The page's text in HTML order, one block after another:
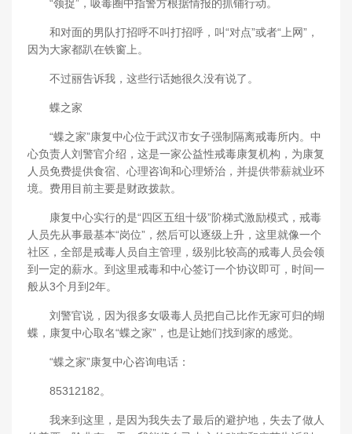
“领捉”，吸毒圈中指警方根据情报的抓铺行动。
和对面的男队打招呼不叫打招呼，叫“对点”或者“上网”，
因为大家都趴在铁窗上。
不过丽告诉我，这些行话她很久没有说了。
蝶之家
“蝶之家”康复中心位于武汉市女子强制隔离戒毒所内。中
心负责人刘警官介绍，这是一家公益性戒毒康复机构，为康复
人员免费提供食宿、心理咨询和心理矫治，并提供带薪就业环
境。费用目前主要是财政拨款。
康复中心实行的是“四区五组十级”阶梯式激励模式，戒毒
人员先从事最基本“岗位”，然后可以逐级上升，这里就像一个
社区，全部是戒毒人员自主管理，级别比较高的戒毒人员会领
到一定的薪水。到这里戒毒和中心签订一个协议即可，时间一
般从3个月到2年。
刘警官说，因为很多女吸毒人员把自己比作无家可归的蝴
蝶，康复中心取名“蝶之家”，也是让她们找到家的感觉。
“蝶之家”康复中心咨询电话：
85312182。
我来到这里，是因为我失去了最后的避护地，失去了做人